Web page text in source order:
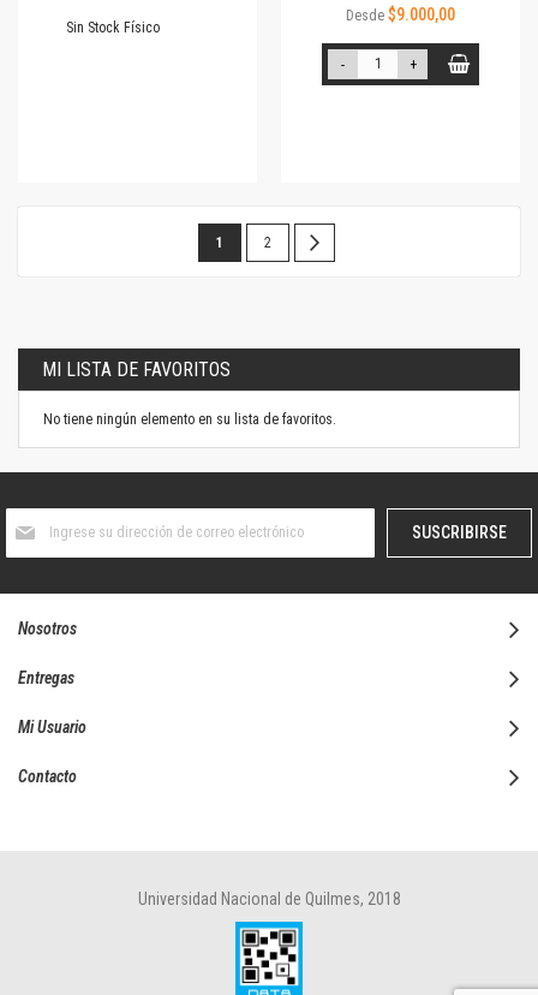
Sin Stock Físico
Desde $9.000,00
- +
Página
Estás
página
1 Página
2
MI LISTA DE FAVORITOS
No tiene ningún elemento en su lista de favoritos.
boletín
SUSCRIBIRSE
Nosotros
Entregas
Mi Usuario
Contacto
Universidad Nacional de Quilmes, 2018